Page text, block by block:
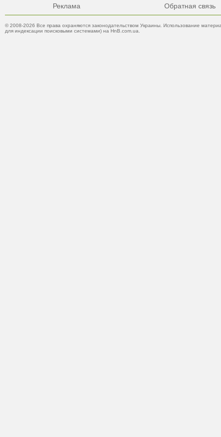
Реклама Обратная связь
© 2008-2026 Все права охраняются законодательством Украины. Использование
для индексации поисковыми системами) на HnB.com.ua.